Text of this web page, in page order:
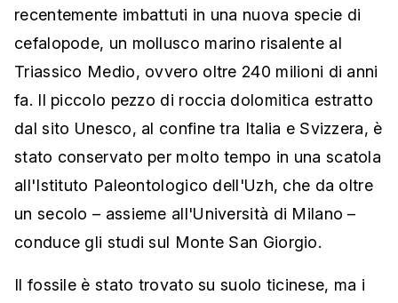
recentemente imbattuti in una nuova specie di
cefalopode, un mollusco marino risalente al
Triassico Medio, ovvero oltre 240 milioni di anni
fa. Il piccolo pezzo di roccia dolomitica estratto
dal sito Unesco, al confine tra Italia e Svizzera, è
stato conservato per molto tempo in una scatola
all'Istituto Paleontologico dell'Uzh, che da oltre
un secolo – assieme all'Università di Milano –
conduce gli studi sul Monte San Giorgio.
Il fossile è stato trovato su suolo ticinese, ma i